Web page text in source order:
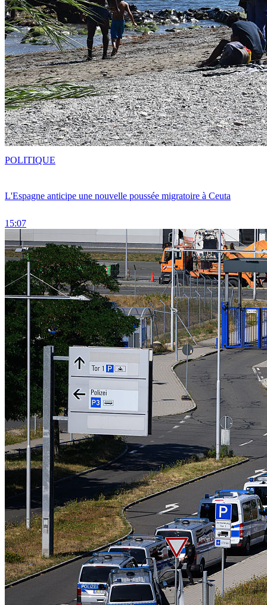
L'Espagne anticipe une nouvelle poussée migratoire à Ceuta
15:07
POLITIQUE